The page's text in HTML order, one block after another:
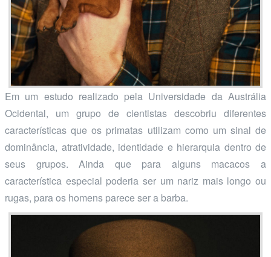
Em um estudo realizado pela Universidade da Austrália
Ocidental, um grupo de cientistas descobriu diferentes
características que os primatas utilizam como um sinal de
dominância, atratividade, identidade e hierarquia dentro de
seus grupos. Ainda que para alguns macacos a
característica especial poderia ser um nariz mais longo ou
rugas, para os homens parece ser a barba.